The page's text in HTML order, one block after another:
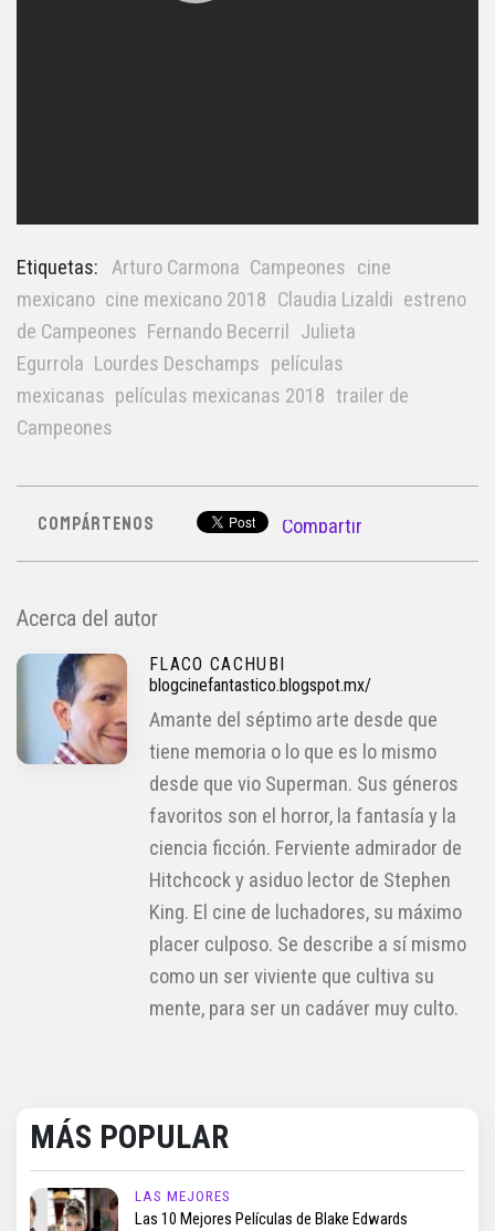
Etiquetas: Arturo Carmona Campeones cine
mexicano cine mexicano 2018 Claudia Lizaldi estreno
de Campeones Fernando Becerril
Julieta
Egurrola Lourdes Deschamps películas
mexicanas películas mexicanas 2018 trailer de
Campeones
COMPÁRTENOS Compartir
Acerca del autor
FLACO CACHUBI
blogcinefantastico.blogspot.mx/
Amante del séptimo arte desde que
tiene memoria o lo que es lo mismo
desde que vio Superman. Sus géneros
favoritos son el horror, la fantasía y la
ciencia ficción. Ferviente admirador de
Hitchcock y asiduo lector de Stephen
King. El cine de luchadores, su máximo
placer culposo. Se describe a sí mismo
como un ser viviente que cultiva su
mente, para ser un cadáver muy culto.
MÁS POPULAR
LAS MEJORES
Las 10 Mejores Películas de Blake Edwards